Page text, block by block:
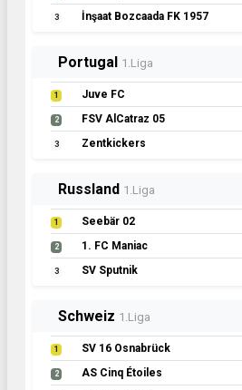
3 İnşaat Bozcaada FK 1957
Portugal 1.Liga
1 Juve FC
2 FSV AlCatraz 05
3 Zentkickers
Russland 1.Liga
1 Seebär 02
2 1. FC Maniac
3 SV Sputnik
Schweiz 1.Liga
1 SV 16 Osnabrück
2 AS Cinq Étoiles